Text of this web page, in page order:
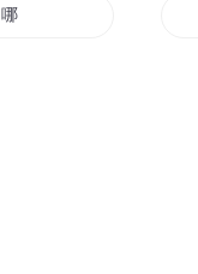
里